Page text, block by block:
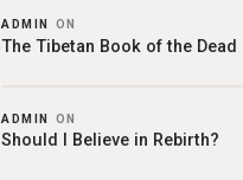
ADMIN ON
The Tibetan Book of the Dead
ADMIN ON
Should I Believe in Rebirth?